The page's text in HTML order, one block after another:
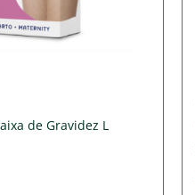
de Gravidez L